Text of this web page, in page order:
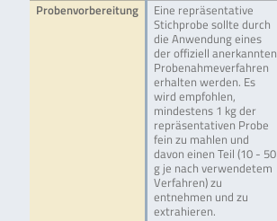
Probenvorbereitung
Eine repräsentative
Stichprobe sollte durch
die Anwendung eines
der offiziell anerkannten
Probenahmeverfahren
erhalten werden. Es
wird empfohlen,
mindestens 1 kg der
repräsentativen Probe
fein zu mahlen und
davon einen Teil (10 - 50
g je nach verwendetem
Verfahren) zu
entnehmen und zu
extrahieren.